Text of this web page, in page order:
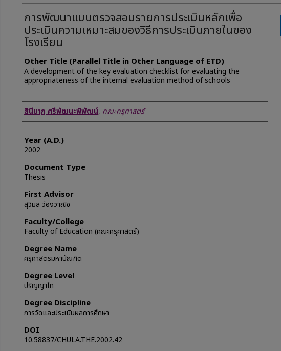
การพัฒนาแบบตรวจสอบรายการประเมินหลักเพื่อ
ประเมินความเหมาะสมของวิธีการประเมินภายในของ
โรงเรียน
Other Title (Parallel Title in Other Language of ETD)
A development of the key evaluation checklist for evaluating the
appropriateness of the internal evaluation method of schools
Author
สินีนาฏ ศรีพัฒนะพิพัฒน์, คณะครุศาสตร์
Year (A.D.)
2002
Document Type
Thesis
First Advisor
สุวิมล ว่องวาณิช
Faculty/College
Faculty of Education (คณะครุศาสตร์)
Degree Name
ครุศาสตรมหาบัณฑิต
Degree Level
ปริญญาโท
Degree Discipline
การวัดและประเมินผลการศึกษา
DOI
10.58837/CHULA.THE.2002.42